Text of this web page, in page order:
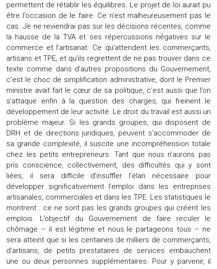
permettent de rétablir les équilibres. Le projet de loi aurait pu
être l’occasion de le faire. Ce n’est malheureusement pas le
cas. Je ne reviendrai pas sur les décisions récentes, comme
la hausse de la TVA et ses répercussions négatives sur le
commerce et l’artisanat. Ce qu’attendent les commerçants,
artisans et TPE, et qu’ils regrettent de ne pas trouver dans ce
texte comme dans d’autres propositions du Gouvernement,
c’est le choc de simplification administrative, dont le Premier
ministre avait fait le cœur de sa politique, c’est aussi que l’on
s’attaque enfin à la question des charges, qui freinent le
développement de leur activité. Le droit du travail est aussi un
problème majeur. Si les grands groupes, qui disposent de
DRH et de directions juridiques, peuvent s’accommoder de
sa grande complexité, il suscite une incompréhension totale
chez les petits entrepreneurs. Tant que nous n’aurons pas
pris conscience, collectivement, des difficultés qui y sont
liées, il sera difficile d’insuffler l’élan nécessaire pour
développer significativement l’emploi dans les entreprises
artisanales, commerciales et dans les TPE. Les statistiques le
montrent : ce ne sont pas les grands groupes qui créent les
emplois. L’objectif du Gouvernement de faire reculer le
chômage – il est légitime et nous le partageons tous – ne
sera atteint que si les centaines de milliers de commerçants,
d’artisans, de petits prestataires de services embauchent
une ou deux personnes supplémentaires. Pour y parvenir, il